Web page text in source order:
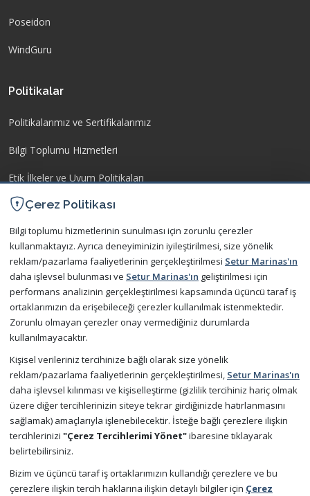
Poseidon
WindGuru
Politikalar
Politikalarımız ve Sertifikalarımız
Bilgi Toplumu Hizmetleri
Etik İlkeler ve Uyum Politikaları
İşletme Yönetmeliği
Kişisel Verilerin Korunması
İletişim
Bize Ulaşın
Sıkça Sorulan Sorular
Şimdi Mobil Uygulamamızı Ücretsiz Deneyin
Çerez Politikası
Bilgi toplumu hizmetlerinin sunulması için zorunlu çerezler
kullanmaktayız. Ayrıca deneyiminizin iyileştirilmesi, size yönelik
reklam/pazarlama faaliyetlerinin gerçekleştirilmesi Setur Marinas'ın
daha işlevsel bulunması ve Setur Marinas'ın geliştirilmesi için
performans analizinin gerçekleştirilmesi kapsamında üçüncü taraf iş
ortaklarımızın da erişebileceği çerezler kullanılmak istenmektedir.
Zorunlu olmayan çerezler onay vermediğiniz durumlarda
kullanılmayacaktır.
Kişisel verileriniz tercihinize bağlı olarak size yönelik
reklam/pazarlama faaliyetlerinin gerçekleştirilmesi, Setur Marinas'ın
daha işlevsel kılınması ve kişiselleştirme (gizlilik tercihiniz hariç olmak
üzere diğer tercihlerinizin siteye tekrar girdiğinizde hatırlanmasını
sağlamak) amaçlarıyla işlenebilecektir. İsteğe bağlı çerezlere ilişkin
tercihlerinizi "Çerez Tercihlerimi Yönet"ibaresine tıklayarak
belirtebilirsiniz.
Bizim ve üçüncü taraf iş ortaklarımızın kullandığı çerezlere ve bu
çerezlere ilişkin tercih haklarına ilişkin detaylı bilgiler için Çerez